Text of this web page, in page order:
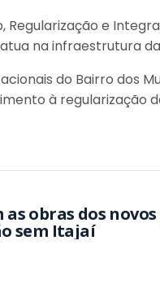
Regularização e
na infraestrutura
do Bairro dos
à regularização
obras dos novos
sem Itajaí